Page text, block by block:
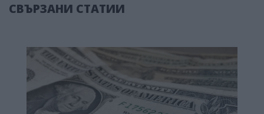
СВЪРЗАНИ СТАТИИ